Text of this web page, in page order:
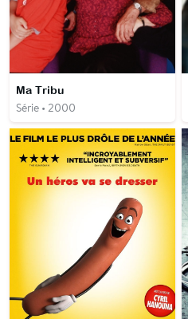
Ma Tribu
Série • 2000